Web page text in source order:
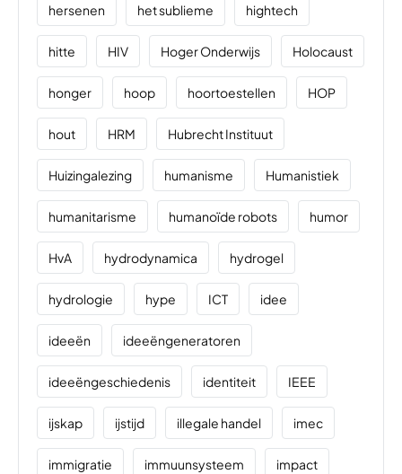
hersenen het sublieme hightech
hitte HIV Hoger Onderwijs Holocaust
honger hoop hoortoestellen HOP
hout HRM Hubrecht Instituut
Huizingalezing humanisme Humanistiek
humanitarisme humanoïde robots humor
HvA hydrodynamica hydrogel
hydrologie hype ICT idee
ideeën ideeëngeneratoren
ideeëngeschiedenis identiteit IEEE
ijskap ijstijd illegale handel imec
immigratie immuunsysteem impact